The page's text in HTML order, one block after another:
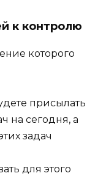
к контролю
которого
присылать
на сегодня, а
задач
для этого